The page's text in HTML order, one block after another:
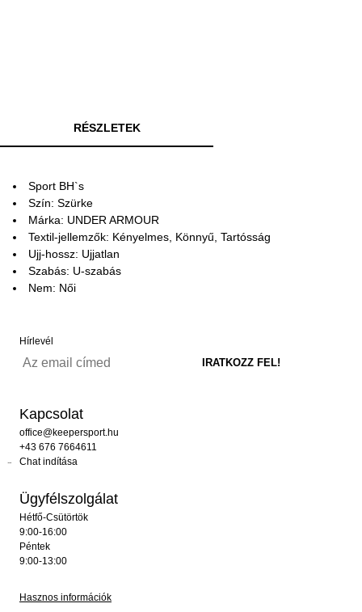
RÉSZLETEK
Sport BH`s
Szín: Szürke
Márka: UNDER ARMOUR
Textil-jellemzők: Kényelmes, Könnyű, Tartósság
Ujj-hossz: Ujjatlan
Szabás: U-szabás
Nem: Női
Hírlevél
Kapcsolat
office@keepersport.hu
+43 676 7664611
Chat indítása
Ügyfélszolgálat
Hétfő-Csütörtök
9:00-16:00
Péntek
9:00-13:00
Hasznos információk